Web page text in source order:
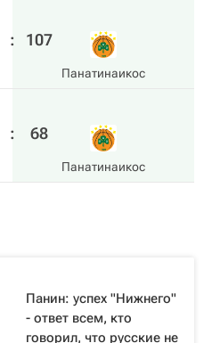
: 107
Панатинаикос
: 68
Панатинаикос
Панин: успех "Нижнего"
- ответ всем, кто
говорил, что русские не